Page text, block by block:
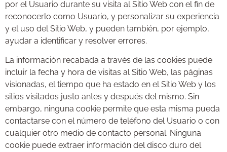
por el Usuario durante su visita al Sitio Web con el fin de
reconocerlo como Usuario, y personalizar su experiencia
y el uso del Sitio Web, y pueden también, por ejemplo,
ayudar a identificar y resolver errores.
La información recabada a través de las cookies puede
incluir la fecha y hora de visitas al Sitio Web, las páginas
visionadas, el tiempo que ha estado en el Sitio Web y los
sitios visitados justo antes y después del mismo. Sin
embargo, ninguna cookie permite que esta misma pueda
contactarse con el número de teléfono del Usuario o con
cualquier otro medio de contacto personal. Ninguna
cookie puede extraer información del disco duro del